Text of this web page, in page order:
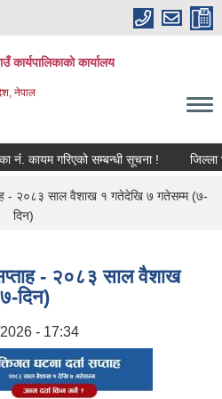
कार्यपालिकाको कार्यालय
नेपाल
नंं. कायम गरिएको सम्बन्धी सूचना ! जिल्ला
- २०८३ साल वैशाख १ गतेदेखि ७ गतेसम्म (७-
दिन)
- २०८३ साल वैशाख
दिन)
- 17:34